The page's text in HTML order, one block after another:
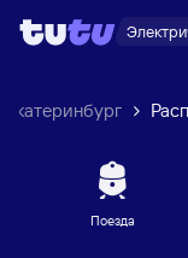
Екатеринбург
Поезда